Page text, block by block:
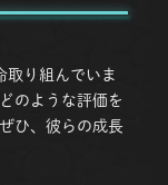
取り組んでいま
のような評価を
ひ、彼らの成長